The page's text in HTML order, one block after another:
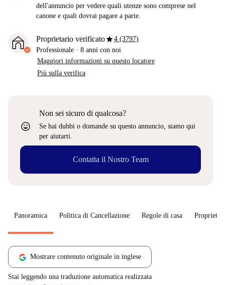
dell'annuncio per vedere quali utenze sono comprese nel
canone e quali dovrai pagare a parte.
Proprietario verificatostar4 (3797)
Professionale · 8 anni con noi
Maggiori informazioni su questo locatore
Più sulla verifica
sentiment_very_satisfied
Non sei sicuro di qualcosa?
Se hai dubbi o domande su questo annuncio, siamo qui
per aiutarti.
Contatta il Nostro Team
Panoramica Politica di Cancellazione Regole di casa
Mostrare contenuto originale in inglese
Stai leggendo una traduzione automatica realizzata